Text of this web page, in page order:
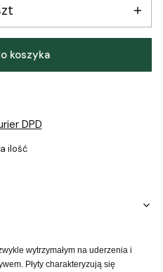
koszyka
DPD
ilość
wytrzymałym na uderzenia i
Płyty charakteryzują się